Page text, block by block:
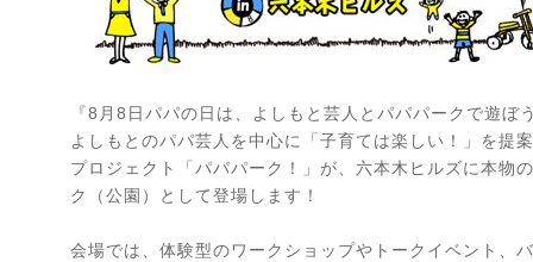
『8月8日パパの日は、よしもと芸人とパパパークで遊ぼ
よしもとのパパ芸人を中心に「子育ては楽しい！」を提
プロジェクト「パパパーク！」が、六本木ヒルズに本物
ク（公園）として登場します！
会場では、体験型のワークショップやトークイベント、